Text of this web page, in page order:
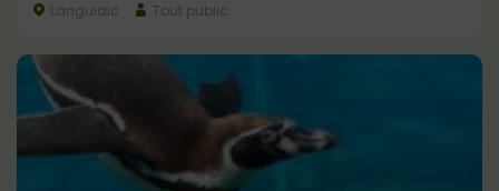
Languidic Tout public